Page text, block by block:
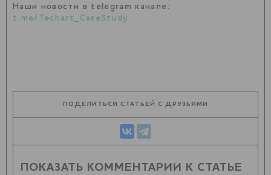
Наши новости в telegram канале:
t.me/Techart_CaseStudy
ПОДЕЛИТЬСЯ СТАТЬЕЙ С ДРУЗЬЯМИ
ПОКАЗАТЬ КОММЕНТАРИИ К СТАТЬЕ